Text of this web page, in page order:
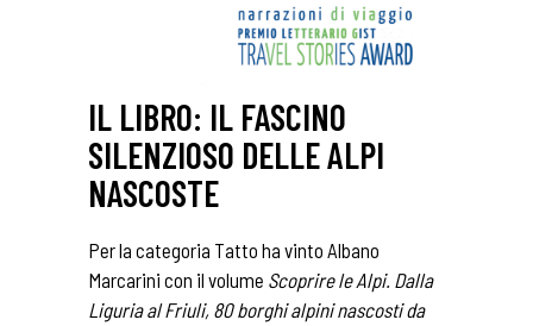
IL LIBRO: IL FASCINO
SILENZIOSO DELLE ALPI
NASCOSTE
Per la categoria Tatto ha vinto Albano
Marcarini con il volume Scoprire le Alpi. Dalla
Liguria al Friuli, 80 borghi alpini nascosti da